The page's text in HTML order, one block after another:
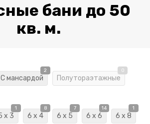
бани до 50
кв. м.
С мансардой
2
Полутораэтажные
0
x 3
1
6 x 4
8
6 x 5
7
6 x 6
14
6 x 8
1